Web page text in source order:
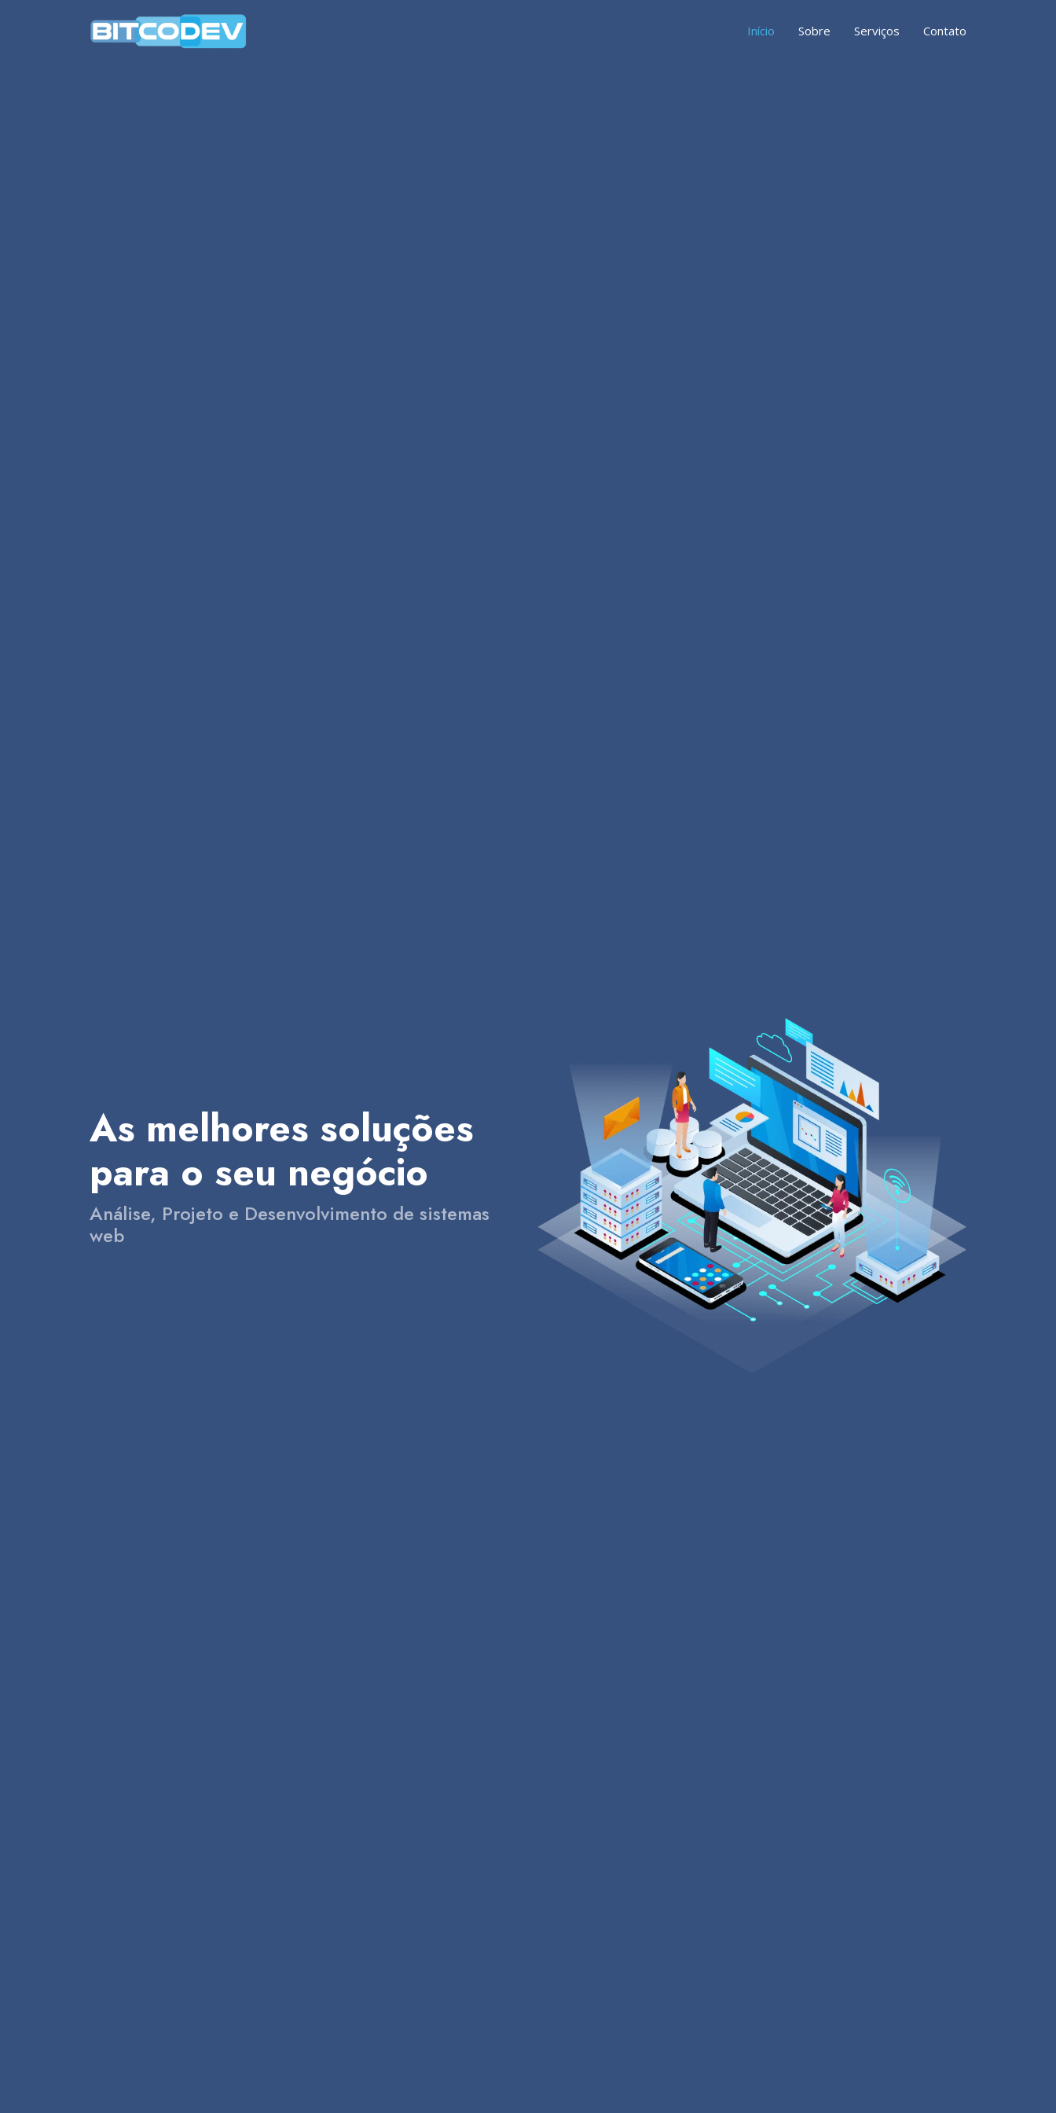
Início Sobre Serviços Contato
As melhores soluções
para o seu negócio
Análise, Projeto e Desenvolvimento de sistemas
web